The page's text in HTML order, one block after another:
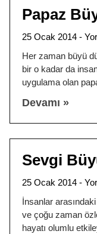
Papaz
25 Ocak 2014
Her zaman büyü
bir o kadar da
uygulama olan
Devamı »
Sevgi
25 Ocak 2014
İnsanlar
ve çoğu zaman
hayatı olumlu